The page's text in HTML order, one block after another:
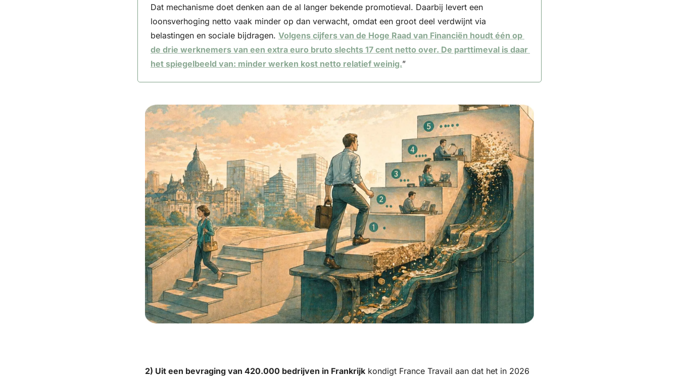
Dat mechanisme doet denken aan de al langer bekende promotieval. Daarbij levert een
loonsverhoging netto vaak minder op dan verwacht, omdat een groot deel verdwijnt via
belastingen en sociale bijdragen. Volgens cijfers van de Hoge Raad van Financiën houdt één op
de drie werknemers van een extra euro bruto slechts 17 cent netto over. De parttimeval is daar
het spiegelbeeld van: minder werken kost netto relatief weinig.”
2) Uit een bevraging van 420.000 bedrijven in Frankrijk kondigt France Travail aan dat het in 2026